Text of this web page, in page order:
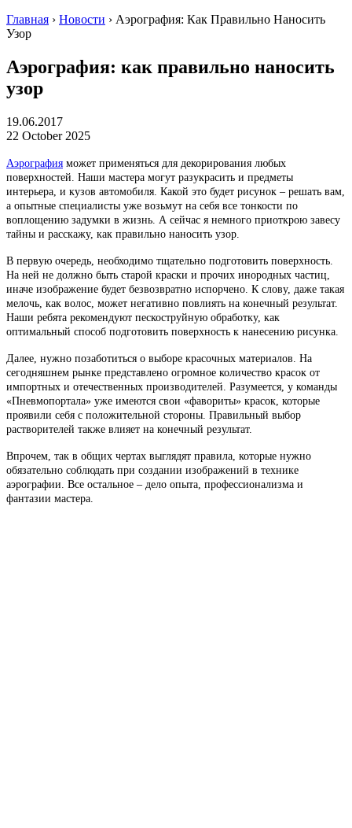
Главная › Новости › Аэрография: Как Правильно Наносить
Узор
Аэрография: как правильно наносить
узор
19.06.2017
22 October 2025
Аэрография может применяться для декорирования любых
поверхностей. Наши мастера могут разукрасить и предметы
интерьера, и кузов автомобиля. Какой это будет рисунок – решать вам,
а опытные специалисты уже возьмут на себя все тонкости по
воплощению задумки в жизнь. А сейчас я немного приоткрою завесу
тайны и расскажу, как правильно наносить узор.
В первую очередь, необходимо тщательно подготовить поверхность.
На ней не должно быть старой краски и прочих инородных частиц,
иначе изображение будет безвозвратно испорчено. К слову, даже такая
мелочь, как волос, может негативно повлиять на конечный результат.
Наши ребята рекомендуют пескоструйную обработку, как
оптимальный способ подготовить поверхность к нанесению рисунка.
Далее, нужно позаботиться о выборе красочных материалов. На
сегодняшнем рынке представлено огромное количество красок от
импортных и отечественных производителей. Разумеется, у команды
«Пневмопортала» уже имеются свои «фавориты» красок, которые
проявили себя с положительной стороны. Правильный выбор
растворителей также влияет на конечный результат.
Впрочем, так в общих чертах выглядят правила, которые нужно
обязательно соблюдать при создании изображений в технике
аэрографии. Все остальное – дело опыта, профессионализма и
фантазии мастера.